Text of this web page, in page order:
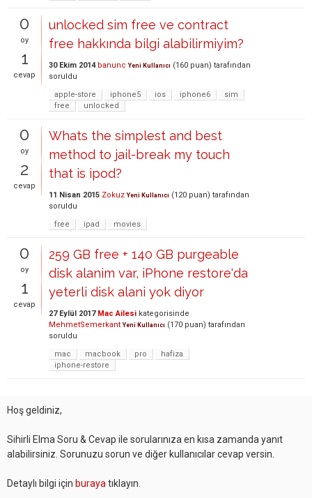
0
oy
1
cevap
unlocked sim free ve contract
free hakkında bilgi alabilirmiyim?
30 Ekim 2014 banunc Yeni Kullanıcı (160 puan) tarafından
soruldu
apple-store
iphone5 ios iphone6
sim
free
unlocked
0
oy
2
cevap
Whats the simplest and best
method to jail-break my touch
that is ipod?
11 Nisan 2015 Zokuz Yeni Kullanıcı (120 puan) tarafından
soruldu
free
ipad movies
0
oy
1
cevap
259 GB free + 140 GB purgeable
disk alanim var, iPhone restore'da
yeterli disk alani yok diyor
27 Eylül 2017 Mac Ailesi kategorisinde
MehmetSemerkant Yeni Kullanıcı (170 puan) tarafından
soruldu
mac
macbook pro
hafiza
iphone-restore
Hoş geldiniz,
Sihirli Elma Soru & Cevap ile sorularınıza en kısa zamanda yanıt
alabilirsiniz. Sorunuzu sorun ve diğer kullanıcılar cevap versin.
Detaylı bilgi için buraya tıklayın.